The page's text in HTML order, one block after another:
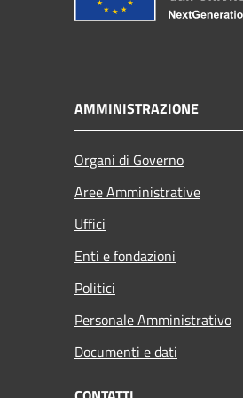
AMMINISTRAZIONE
Organi di Governo
Aree Amministrative
Uffici
Enti e fondazioni
Politici
Personale Amministrativo
Documenti e dati